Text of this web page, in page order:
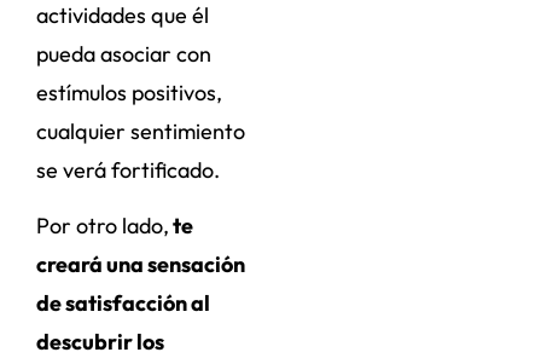
actividades que él
pueda asociar con
estímulos positivos,
cualquier sentimiento
se verá fortificado.
Por otro lado,te
creará una sensación
de satisfacción al
descubrir los